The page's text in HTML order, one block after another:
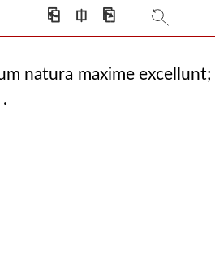
⎗ ⎅ ⎘
natura maxime excellunt;